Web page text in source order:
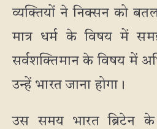
व्यक्तियों ने निक्सन को
मात्र धर्म के विषय में
सर्वशक्तिमान के विषय में
उन्हें भारत जाना होगा।
उस समय भारत ब्रिटेन के